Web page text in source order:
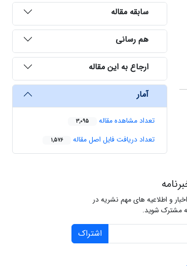
سابقه مقاله
هم رسانی
ارجاع به این مقاله
آمار
تعداد مشاهده مقاله 3,095
تعداد دریافت فایل اصل مقاله 1,576
و اطلاعیه های مهم نشریه در
مشترک شوید.
اشتراک